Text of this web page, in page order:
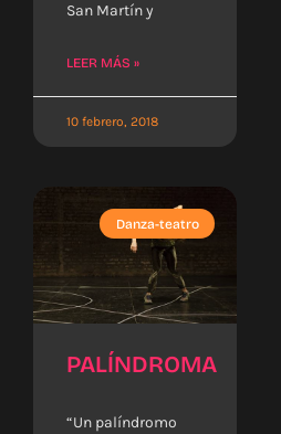
San Martín y
LEER MÁS »
10 febrero, 2018
Danza-teatro
PALÍNDROMA
“Un palíndromo